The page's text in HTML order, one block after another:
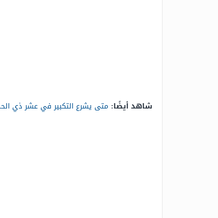
شاهد أيضًا: متى يشرع التكبير في عشر ذي